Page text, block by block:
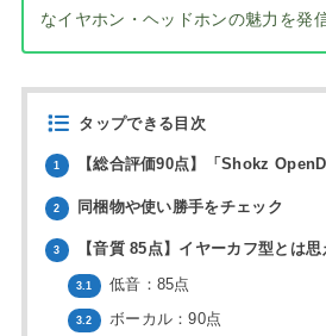
なイヤホン・ヘッドホンの魅力を発
タップできる目次
1 【総合評価90点】「Shokz
2 同梱物や使い勝手をチェック
3 【音質 85点】イヤーカフ型とは
3.1 低音：85点
3.2 ボーカル：90点